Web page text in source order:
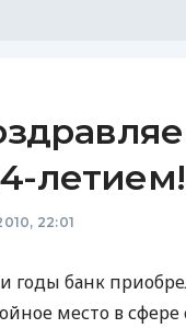
летием!
22:01
годы банк
место в